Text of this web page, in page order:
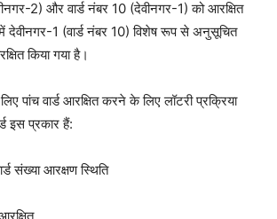
2) और वार्ड नंबर 10 (देवीनगर-1) को आरक्षित
देवीनगर-1 (वार्ड नंबर 10) विशेष रूप से अनुसूचित
किया गया है।
पांच वार्ड आरक्षित करने के लिए लॉटरी प्रक्रिया
इस प्रकार हैं:
संख्या आरक्षण स्थिति